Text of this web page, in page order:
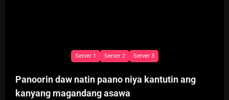
Server 1 Server 2 Server 3
Panoorin daw natin paano niya kantutin ang
kanyang magandang asawa